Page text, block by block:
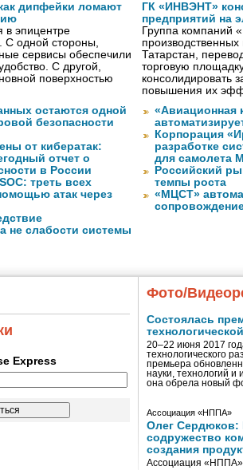
дипфейки ломают
в эпицентре
С одной стороны,
сервисы обеспечили
С другой,
поверхностью
остаются одной
безопасности
от кибератак:
отчет о
в России
треть всех
атак через
не слабости системы
ГК «ИНВЭНТ»
предприятий на
Группа компаний
Татарстан,
торговую
консолидировать
повышения их
«Авиационная
Корпорация
разработке
для самолета
Российский
темпы роста
«МЦСТ»
Express
Фото/
Состоялась
20–22 июня 2017
технологического
премьера
науки, технологий
она обрела новый
Ассоциация «НППА»
Олег Сердюков:
содружество
создания
Ассоциация «НППА»